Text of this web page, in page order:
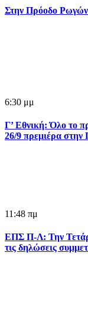
Στην Πρόοδο Ρωγών
6:30 μμ
Γ’ Εθνική: Όλο το
26/9 πρεμιέρα στην
11:48 πμ
ΕΠΣ Π-Λ: Την
τις δηλώσεις